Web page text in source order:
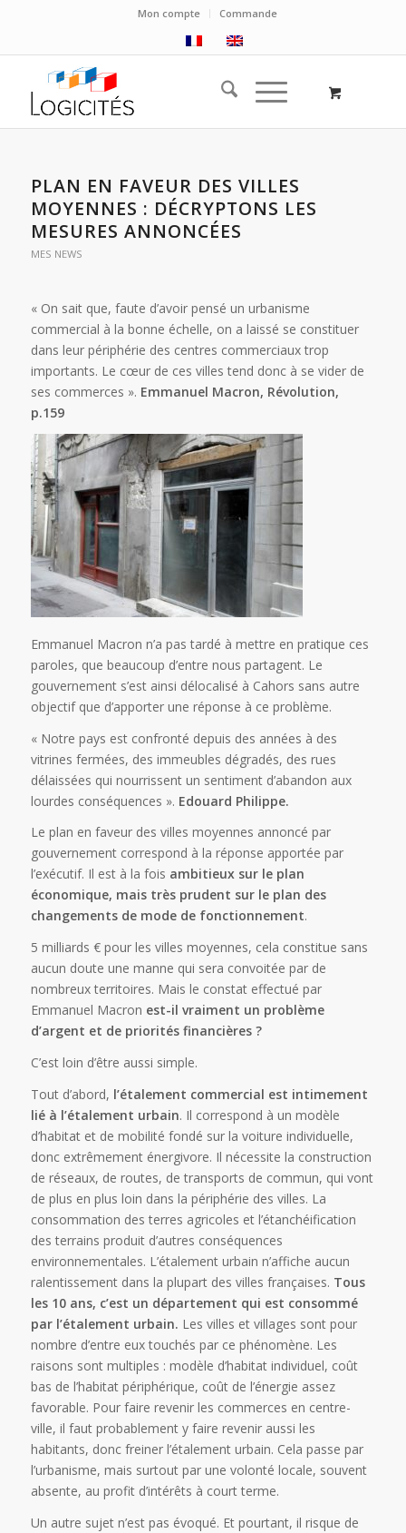
Mon compte Commande
PLAN EN FAVEUR DES VILLES
MOYENNES : DÉCRYPTONS LES
MESURES ANNONCÉES
MES NEWS
« On sait que, faute d’avoir pensé un urbanisme
commercial à la bonne échelle, on a laissé se constituer
dans leur périphérie des centres commerciaux trop
importants. Le cœur de ces villes tend donc à se vider de
ses commerces ». Emmanuel Macron, Révolution,
p.159
Emmanuel Macron n’a pas tardé à mettre en pratique ces
paroles, que beaucoup d’entre nous partagent. Le
gouvernement s’est ainsi délocalisé à Cahors sans autre
objectif que d’apporter une réponse à ce problème.
« Notre pays est confronté depuis des années à des
vitrines fermées, des immeubles dégradés, des rues
délaissées qui nourrissent un sentiment d’abandon aux
lourdes conséquences ». Edouard Philippe.
Le plan en faveur des villes moyennes annoncé par
gouvernement correspond à la réponse apportée par
l’exécutif. Il est à la fois ambitieux sur le plan
économique, mais très prudent sur le plan des
changements de mode de fonctionnement.
5 milliards € pour les villes moyennes, cela constitue sans
aucun doute une manne qui sera convoitée par de
nombreux territoires. Mais le constat effectué par
Emmanuel Macron est-il vraiment un problème
d’argent et de priorités financières ?
C’est loin d’être aussi simple.
Tout d’abord, l’étalement commercial est intimement
lié à l’étalement urbain. Il correspond à un modèle
d’habitat et de mobilité fondé sur la voiture individuelle,
donc extrêmement énergivore. Il nécessite la construction
de réseaux, de routes, de transports de commun, qui vont
de plus en plus loin dans la périphérie des villes. La
consommation des terres agricoles et l’étanchéification
des terrains produit d’autres conséquences
environnementales. L’étalement urbain n’affiche aucun
ralentissement dans la plupart des villes françaises. Tous
les 10 ans, c’est un département qui est consommé
par l’étalement urbain. Les villes et villages sont pour
nombre d’entre eux touchés par ce phénomène. Les
raisons sont multiples : modèle d’habitat individuel, coût
bas de l’habitat périphérique, coût de l’énergie assez
favorable. Pour faire revenir les commerces en centre-
ville, il faut probablement y faire revenir aussi les
habitants, donc freiner l’étalement urbain. Cela passe par
l’urbanisme, mais surtout par une volonté locale, souvent
absente, au profit d’intérêts à court terme.
Un autre sujet n’est pas évoqué. Et pourtant, il risque de